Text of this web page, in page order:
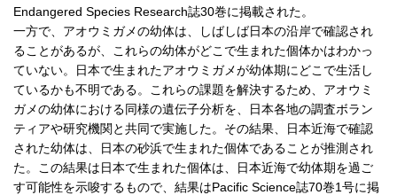
Endangered Species Research誌30巻に掲載された。
一方で、アオウミガメの幼体は、しばしば日本の沿岸で確認され
ることがあるが、これらの幼体がどこで生まれた個体かはわかっ
ていない。日本で生まれたアオウミガメが幼体期にどこで生活し
ているかも不明である。これらの課題を解決するため、アオウミ
ガメの幼体における同様の遺伝子分析を、日本各地の調査ボラン
ティアや研究機関と共同で実施した。その結果、日本近海で確認
された幼体は、日本の砂浜で生まれた個体であることが推測され
た。この結果は日本で生まれた個体は、日本近海で幼体期を過ご
す可能性を示唆するもので、結果はPacific Science誌70巻1号に掲